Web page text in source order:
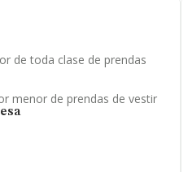
de toda clase de prendas
menor de prendas de vestir